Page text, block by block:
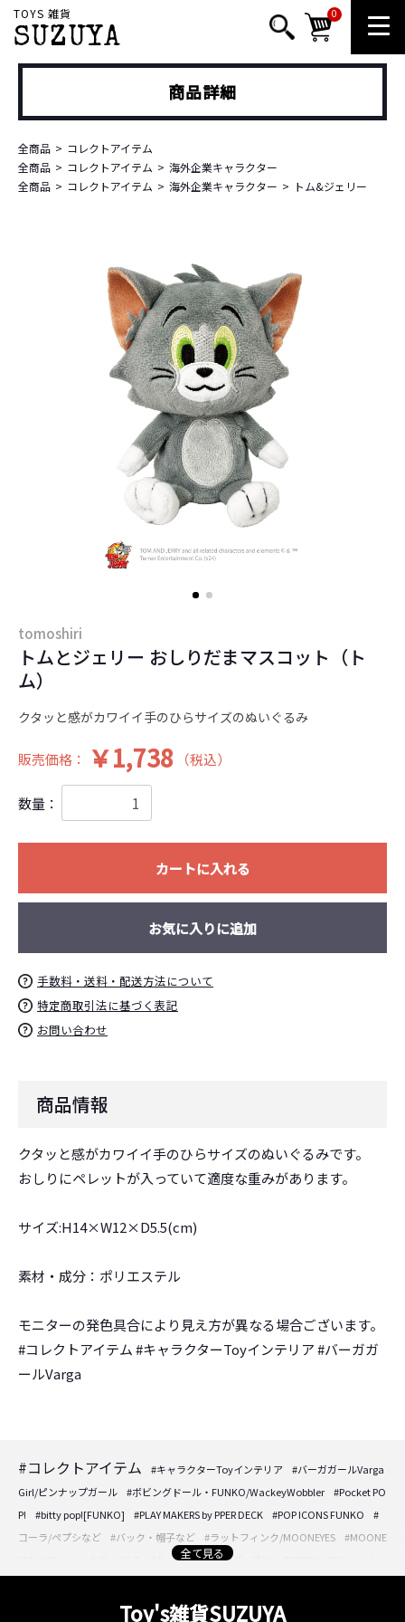
TOYS 雑貨
SUZUYA
0
商品詳細
全商品
コレクトアイテム
全商品
コレクトアイテム
海外企業キャラクター
全商品
コレクトアイテム 海外企業キャラクター トム&ジェリー
tomoshiri
トムとジェリー おしりだまマスコット（ト
ム）
クタッと感がカワイイ手のひらサイズのぬいぐるみ
販売価格： ￥1,738 （税込）
数量：
カートに入れる
お気に入りに追加
手数料・送料・配送方法について
特定商取引法に基づく表記
お問い合わせ
商品情報
クタッと感がカワイイ手のひらサイズのぬいぐるみです。
おしりにペレットが入っていて適度な重みがあります。
サイズ:H14×W12×D5.5(cm)
素材・成分：ポリエステル
モニターの発色具合により見え方が異なる場合ございます。
#コレクトアイテム #キャラクターToyインテリア #バーガガ
ールVarga
#コレクトアイテム #キャラクターToyインテリア
#バーガガールVarga
Girl/ピンナップガール
#ボビングドール・FUNKO/WackeyWobbler
#Pocket PO
P!
#bitty pop![FUNKO] #PLAY MAKERS by PPER DECK #POP ICONS FUNKO
#
コーラ/ペプシなど
#バック・帽子など #ラットフィンク/MOONEYES
#MOONE
#スヌーピー/PEANUTS #ディズニー/DISNEY
#フォトフレーム/壁掛けプレートなど
全て見る
Toy's雑貨SUZUYA